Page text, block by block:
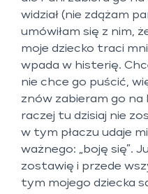
widział (nie zdążam
umówiłam się z nim,
moje dziecko traci
wpada w histerię.
nie chce go puścić,
znów zabieram go na
raczej tu dzisiaj nie
w tym płaczu udaje
ważnego: „boję się”.
zostawię i przede
tym mojego dziecka